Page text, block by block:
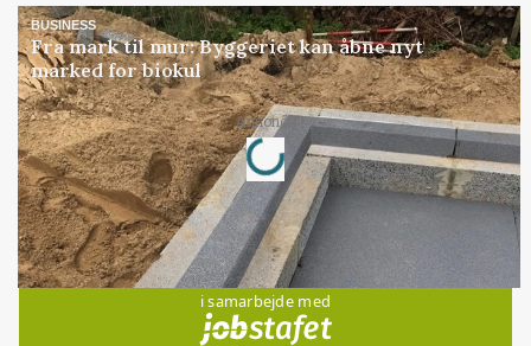
BUSINESS
Fra mark til mur: Byggeriet kan åbne nyt
marked for biokul
Annonce
Loading...
Jobs
i samarbejde med